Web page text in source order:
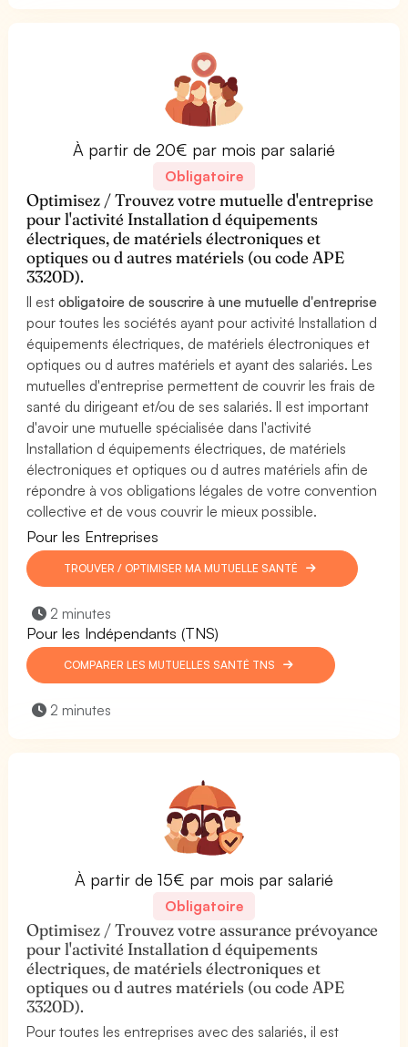
À partir de 20€ par mois par salarié
Obligatoire
Optimisez / Trouvez votre mutuelle d'entreprise
pour l'activité Installation d équipements
électriques, de matériels électroniques et
optiques ou d autres matériels (ou code APE
3320D).
Il estobligatoire de souscrire à une mutuelle d'entreprise
pour toutes les sociétés ayant pour activité Installation d
équipements électriques, de matériels électroniques et
optiques ou d autres matériels et ayant des salariés. Les
mutuelles d'entreprise permettent de couvrir les frais de
santé du dirigeant et/ou de ses salariés. Il est important
d'avoir une mutuelle spécialisée dans l'activité
Installation d équipements électriques, de matériels
électroniques et optiques ou d autres matériels afin de
répondre à vos obligations légales de votre convention
collective et de vous couvrir le mieux possible.
Pour les Entreprises
TROUVER / OPTIMISER MA MUTUELLE SANTÉ
2 minutes
Pour les Indépendants (TNS)
COMPARER LES MUTUELLES SANTÉ TNS
2 minutes
À partir de 15€ par mois par salarié
Obligatoire
Optimisez / Trouvez votre assurance prévoyance
pour l'activité Installation d équipements
électriques, de matériels électroniques et
optiques ou d autres matériels (ou code APE
3320D).
Pour toutes les entreprises avec des salariés, il est